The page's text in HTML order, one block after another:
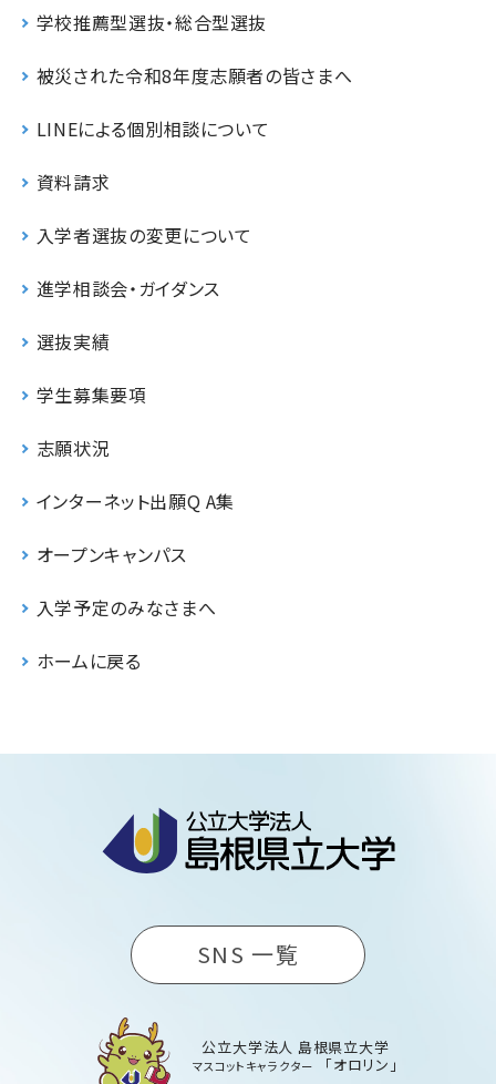
学校推薦型選抜・総合型選抜
被災された令和8年度志願者の皆さまへ
LINEによる個別相談について
資料請求
入学者選抜の変更について
進学相談会・ガイダンス
選抜実績
学生募集要項
志願状況
インターネット出願Q A集
オープンキャンパス
入学予定のみなさまへ
ホームに戻る
SNS 一覧
公立大学法人 島根県立大学
マスコットキャラクター 「オロリン」